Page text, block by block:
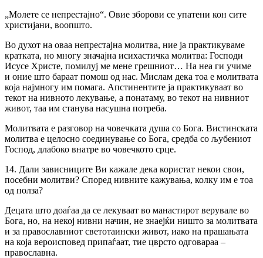
„Молете се непрестајно“. Овие зборови се упатени кон сите
христијани, воопшто.
Во духот на оваа непрестајна молитва, ние ја практикуваме
кратката, но многу значајна исихастичка молитва: Господи
Исусе Христе, помилуј ме мене грешниот… На неа ги учиме
и оние што бараат помош од нас. Мислам дека тоа е молитвата
која најмногу им помага. Апстинентите ја практикуваат во
текот на нивното лекување, а понатаму, во текот на нивниот
живот, таа им станува насушна потреба.
Молитвата е разговор на човечката душа со Бога. Вистинската
молитва е целосно соединување со Бога, средба со љубениот
Господ, длабоко внатре во човечкото срце.
14. Дали зависниците Ви кажале дека користат некои свои,
посебни молитви? Според нивните кажувања, колку им е тоа
од полза?
Децата што доаѓаа да се лекуваат во манастирот верувале во
Бога, но, на некој нивни начин, не знаејќи ништо за молитвата
и за православниот светотаински живот, иако на прашањата
на која вероисповед припаѓаат, тие цврсто одговараа –
православна.